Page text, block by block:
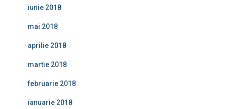
iunie 2018
mai 2018
aprilie 2018
martie 2018
februarie 2018
ianuarie 2018